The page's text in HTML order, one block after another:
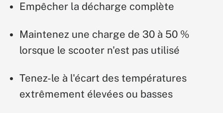
Empêcher la décharge complète
Maintenez une charge de 30 à 50 %
lorsque le scooter n'est pas utilisé
Tenez-le à l'écart des températures
extrêmement élevées ou basses